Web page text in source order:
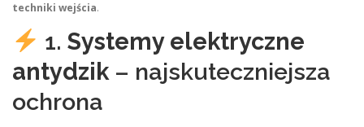
techniki wejścia.
1. Systemy elektryczne
antydzik– najskuteczniejsza
ochrona